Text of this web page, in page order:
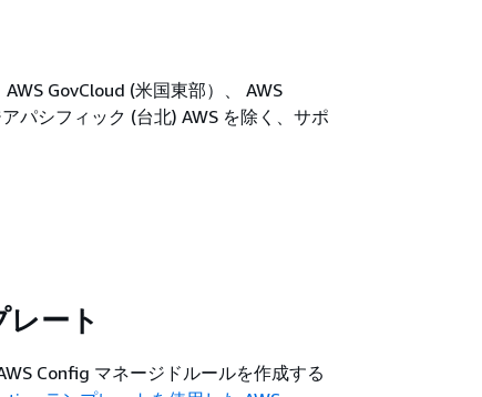
GovCloud (米国東部）、 AWS
パシフィック (台北) AWS を除く、サポ
ート
Config マネージドルールを作成する